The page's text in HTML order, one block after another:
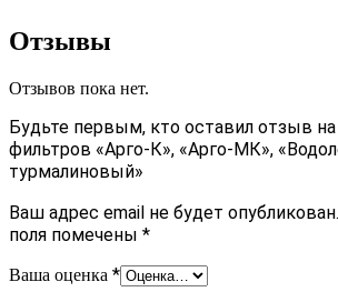
Отзывы
Отзывов пока нет.
Будьте первым, кто оставил отзыв
фильтров «Арго-К», «Арго-МК»,
турмалиновый»
Ваш адрес email не будет опубликован.
поля помечены *
Ваша оценка *